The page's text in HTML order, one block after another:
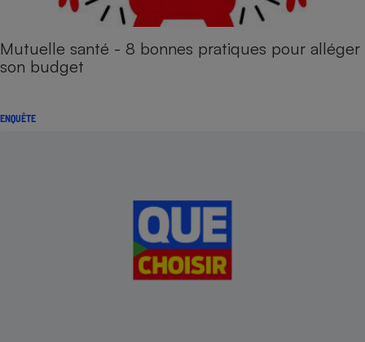
Mutuelle santé - 8 bonnes pratiques pour alléger
son budget
ENQUÊTE